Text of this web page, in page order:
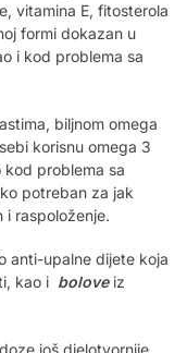
vitamina E, fitosterola
formi dokazan u
i kod problema sa
biljnom omega
korisnu omega 3
kod problema sa
potreban za jak
i raspoloženje.
anti-upalne dijete koja
kao i boloveiz
još djelotvornije